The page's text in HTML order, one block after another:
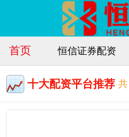
首页 恒信证券配资
十大配资平台推荐 共